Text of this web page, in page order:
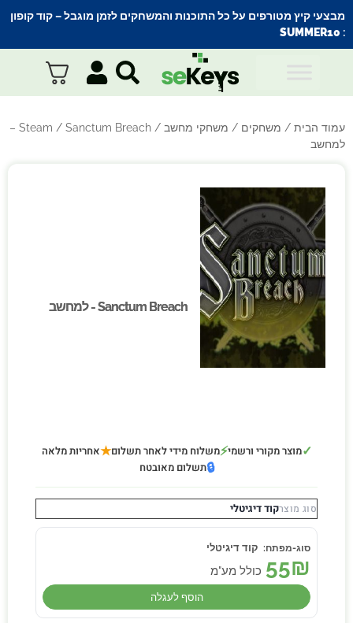
מבצעי קיץ מטורפים על כל התוכנות והמשחקים לזמן מוגבל – קוד קופון
:
SUMMER10
עמוד הבית / משחקים / משחקי מחשב /
Steam
/ Sanctum Breach –
למחשב
Sanctum Breach - למחשב
Sanctum Breach - למחשב
✓מוצר מקורי ורשמי⚡משלוח מידי לאחר תשלום★אחריות מלאה
🔒תשלום מאובטח
סוג מוצרקוד דיגיטלי
קוד דיגיטלי
55₪ כולל מע"מ
הוסף לעגלה